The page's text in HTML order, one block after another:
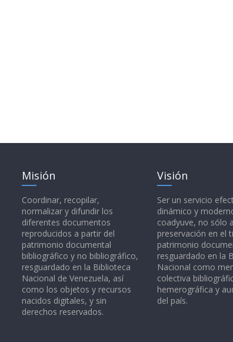
Misión
Coordinar, recopilar,
normalizar y difundir los
diferentes documentos
reproducidos a partir del
patrimonio documental
bibliográfico y no bibliográfico,
resguardado en la Biblioteca
Nacional de Venezuela, así
como los objetos y recursos
nacidos digitales, y sin
derechos reservados.
Visión
Ser un servicio
dinámico y
coadyuve, no sólo
preservación en el
patrimonio
resguardado en la
Nacional como
colectiva
hemerográfica y
del país.